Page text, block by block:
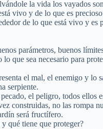
la vida los vayados
vivo y de lo que es
de lo que está vivo y
parámetros, buenos
que sea necesario para
el mal, el enemigo y lo
serpiente.
el peligro, todos ellos
construidas, no las rompa
será fructífero.
qué tiene que proteger?